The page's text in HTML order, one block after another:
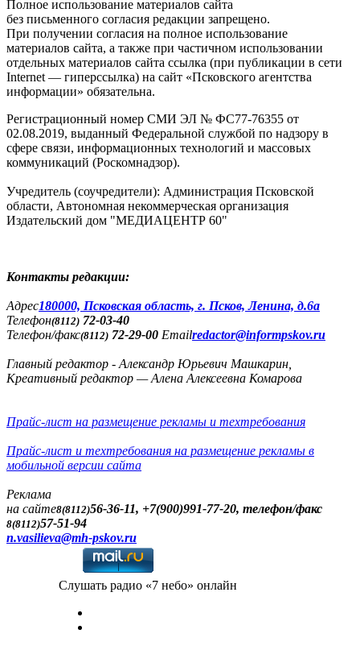
Полное использование материалов сайта
без письменного согласия редакции запрещено.
При получении согласия на полное использование
материалов сайта, а также при частичном использовании
отдельных материалов сайта ссылка (при публикации в сети
Internet — гиперссылка) на сайт «Псковского агентства
информации» обязательна.
Регистрационный номер СМИ ЭЛ № ФС77-76355 от
02.08.2019, выданный Федеральной службой по надзору в
сфере связи, информационных технологий и массовых
коммуникаций (Роскомнадзор).
Учредитель (соучредители): Администрация Псковской
области, Автономная некоммерческая организация
Издательский дом "МЕДИАЦЕНТР 60"
Контакты редакции:
Адреc180000, Псковская область, г. Псков, Ленина, д.6а
Телефон(8112) 72-03-40
Телефон/факс(8112) 72-29-00 Emailredactor@informpskov.ru
Главный редактор - Александр Юрьевич Машкарин,
Креативный редактор — Алена Алексеевна Комарова
Прайс-лист на размещение рекламы и техтребования
Прайс-лист и техтребования на размещение рекламы в
мобильной версии сайта
Реклама
на сайте8(8112)56-36-11, +7(900)991-77-20, телефон/факс
8(8112)57-51-94
n.vasilieva@mh-pskov.ru
Слушать радио «7 небо» онлайн